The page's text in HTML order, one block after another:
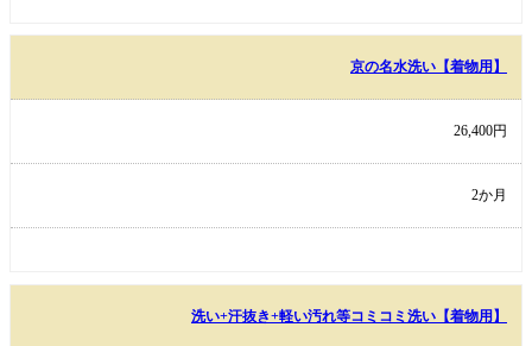
京の名水洗い【着物用】
26,400円
2か月
洗い+汗抜き+軽い汚れ等コミコミ洗い【着物用】